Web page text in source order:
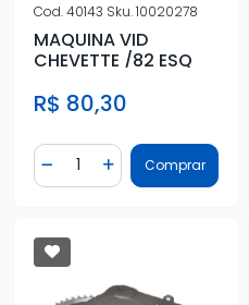
Cod.40143 Sku.10020278
MAQUINA VID
CHEVETTE /82 ESQ
R$ 80,30
Diminuir Quantidade
Quantidade
Adicionar Quantidade
Comprar